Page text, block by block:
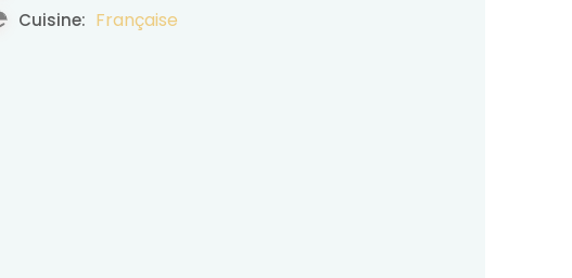
Cuisine: Française